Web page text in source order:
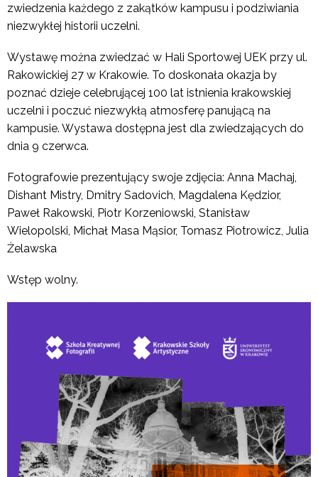
zwiedzenia każdego z zakątków kampusu i podziwiania
niezwykłej historii uczelni.
Wystawę można zwiedzać w Hali Sportowej UEK przy ul.
Rakowickiej 27 w Krakowie. To doskonała okazja by
poznać dzieje celebrującej 100 lat istnienia krakowskiej
uczelni i poczuć niezwykłą atmosferę panującą na
kampusie. Wystawa dostępna jest dla zwiedzających do
dnia 9 czerwca.
Fotografowie prezentujący swoje zdjęcia: Anna Machaj,
Dishant Mistry, Dmitry Sadovich, Magdalena Kędzior,
Paweł Rakowski, Piotr Korzeniowski, Stanisław
Wielopolski, Michał Masa Mąsior, Tomasz Piotrowicz, Julia
Żelawska
Wstęp wolny.